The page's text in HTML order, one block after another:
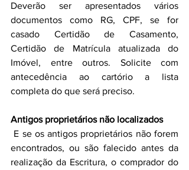
Deverão ser apresentados vários
documentos como RG, CPF, se for
casado Certidão de Casamento,
Certidão de Matrícula atualizada do
Imóvel, entre outros. Solicite com
antecedência ao cartório a lista
completa do que será preciso.
Antigos proprietários não localizados
E se os antigos proprietários não forem
encontrados, ou são falecido antes da
realização da Escritura, o comprador do